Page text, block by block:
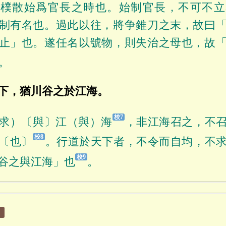
散始爲官長之時也。始制官長，不可不
有名也。過此以往，將争錐刀之末，故曰
」也。遂任名以號物，則失治之母也，故
，猶川谷之於江海。
）〔與〕江（與）海
，非江海召之，不
也〕
。行道於天下者，不令而自均，不
之與江海」也
。